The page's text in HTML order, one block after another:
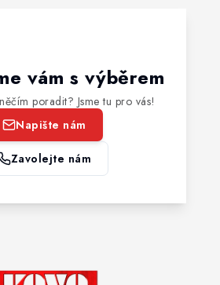
vám s výběrem
poradit? Jsme tu pro vás!
Napište nám
Zavolejte nám